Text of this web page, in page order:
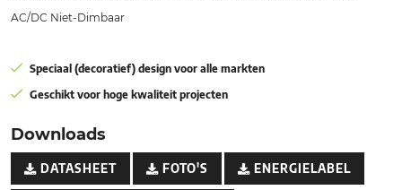
AC/DC Niet-Dimbaar
Speciaal (decoratief) design voor alle markten
Geschikt voor hoge kwaliteit projecten
Downloads
DATASHEET FOTO'S ENERGIELABEL